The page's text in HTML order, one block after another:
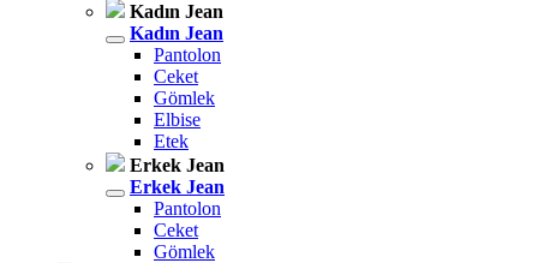
Kadın Jean
Kadın Jean
Pantolon
Ceket
Gömlek
Elbise
Etek
Erkek Jean
Erkek Jean
Pantolon
Ceket
Gömlek